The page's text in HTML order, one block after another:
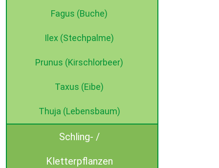
Fagus (Buche)
Ilex (Stechpalme)
Prunus (Kirschlorbeer)
Taxus (Eibe)
Thuja (Lebensbaum)
Schling- /
Kletterpflanzen